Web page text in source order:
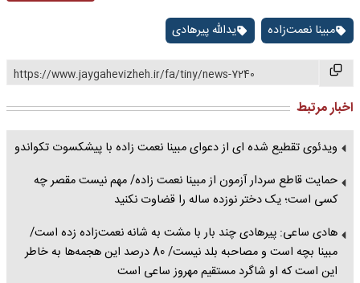
مبینا نعمت‌زاده یدالله پیرهادی
https://www.jaygahevizheh.ir/fa/tiny/news-7240
اخبار مرتبط
ویدئوی تقطیع شده ای از دعوای مبینا نعمت زاده با پیشکسوت تکواندو
حمایت قاطع سردار آزمون از مبینا نعمت زاده/ مهم نیست مقصر چه
کسی است؛ یک دختر نوزده ساله را قضاوت نکنید
هادی ساعی: پیرهادی چند بار با مشت به شانه نعمت‌زاده زده است/
مبینا بچه است و مصاحبه بلد نیست/ 80 درصد این هجمه‌ها به خاطر
این است که او شاگرد مستقیم مهروز ساعی است